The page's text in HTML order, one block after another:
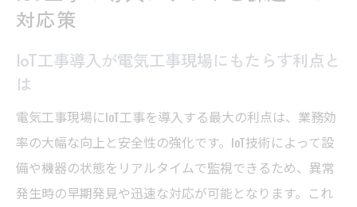
対応策
IoT工事導入が電気工事現場にもたらす利点と
は
電気工事現場にIoT工事を導入する最大の利点は、業務効
率の大幅な向上と安全性の強化です。IoT技術によって設
備や機器の状態をリアルタイムで監視できるため、異常
発生時の早期発見や迅速な対応が可能となります。これ